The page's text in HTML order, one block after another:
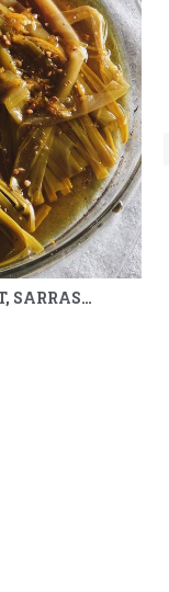
POIREAUX VINAIGRETTE, KUMQUAT, SARRASIN & MÉLILOT